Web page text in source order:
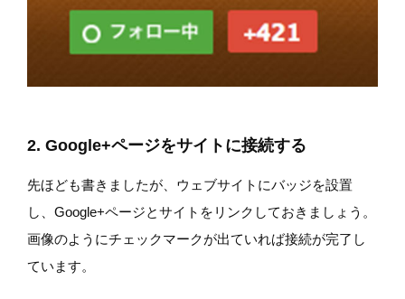
2. Google+ページをサイトに接続する
先ほども書きましたが、ウェブサイトにバッジを設置
し、Google+ページとサイトをリンクしておきましょう。
画像のようにチェックマークが出ていれば接続が完了し
ています。